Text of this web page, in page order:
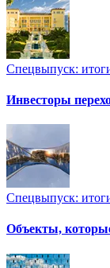
Спецвыпуск:
Инвесторы
Спецвыпуск:
Объекты,